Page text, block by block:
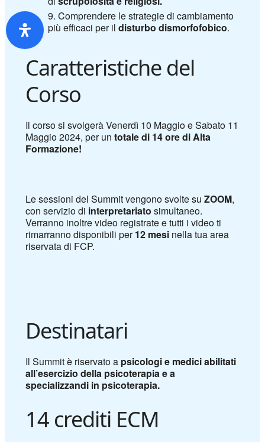
Comprendere le strategie di cambiamento
più efficaci per il disturbo dismorfofobico.
Caratteristiche del
Corso
Il corso si svolgerà Venerdì 10 Maggio e Sabato 11
Maggio 2024, per untotale di 14 ore di Alta
Formazione!
Le sessioni del Summit vengono svolte suZOOM,
con servizio di interpretariato simultaneo.
Verranno inoltre video registrate e tutti i video ti
rimarranno disponibili per12 mesi nella tua area
riservata di FCP.
Destinatari
Il Summit è riservato a psicologi e medici abilitati
all’esercizio della psicoterapia e a
specializzandi in psicoterapia.
14 crediti ECM